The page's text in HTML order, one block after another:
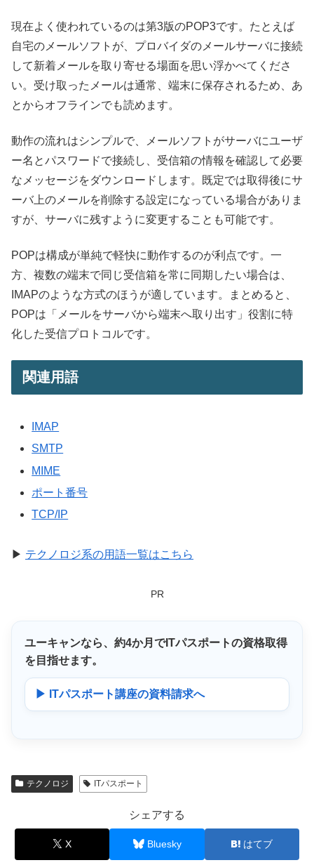
現在よく使われているのは第3版のPOP3です。たとえば
自宅のメールソフトが、プロバイダのメールサーバに接続
して新着メールを取り寄せる場面を思い浮かべてくださ
い。受け取ったメールは通常、端末に保存されるため、あ
とからオフラインでも読めます。
動作の流れはシンプルで、メールソフトがサーバにユーザ
ー名とパスワードで接続し、受信箱の情報を確認して必要
なメッセージをダウンロードします。既定では取得後にサ
ーバ上のメールを削除する設定になっている場合がありま
すが、サーバに残すように変更することも可能です。
POPは構成が単純で軽快に動作するのが利点です。一
方、複数の端末で同じ受信箱を常に同期したい場合は、
IMAPのような方式のほうが適しています。まとめると、
POPは「メールをサーバから端末へ取り出す」役割に特
化した受信プロトコルです。
関連用語
IMAP
SMTP
MIME
ポート番号
TCP/IP
▶ テクノロジ系の用語一覧はこちら
PR
ユーキャンなら、 約4か月 でITパスポートの資格取得
を目指せます。
▶ ITパスポート講座の資料請求へ
テクノロジ ITパスポート
シェアする
X Bluesky はてブ